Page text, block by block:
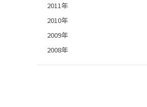
2011年
2010年
2009年
2008年